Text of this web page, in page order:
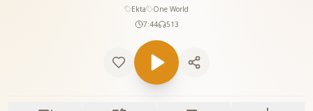
Ekta
One World
7:44
513